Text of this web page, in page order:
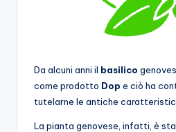
Da alcuni anni il basilico
come prodotto Dop e ciò ha
tutelarne le antiche
La pianta genovese, infatti, è